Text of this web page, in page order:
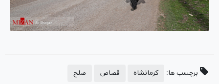
برچسب ها: کرمانشاه قصاص صلح